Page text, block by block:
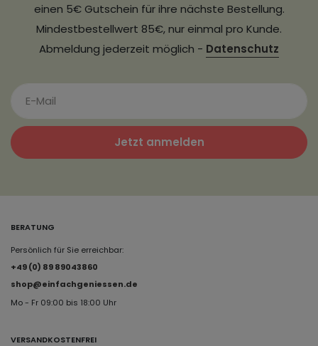
einen 5€ Gutschein für ihre nächste Bestellung.
Mindestbestellwert 85€, nur einmal pro Kunde.
Abmeldung jederzeit möglich - Datenschutz
Jetzt anmelden
BERATUNG
Persönlich für Sie erreichbar:
+49 (0) 89 89043860
shop@einfachgeniessen.de
Mo - Fr 09:00 bis 18:00 Uhr
VERSANDKOSTENFREI